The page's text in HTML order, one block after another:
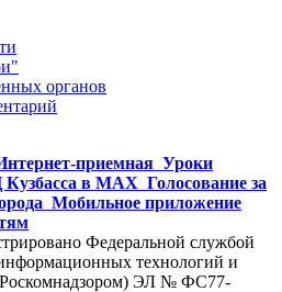
органов
приемная Уроки
в MAX Голосование за
Мобильное приложение
Федеральной службой
технологий и
ЭЛ № ФС77-